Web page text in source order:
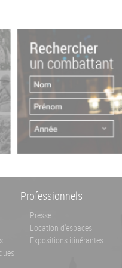
Professionnels
Presse
Location d'espaces
Expositions itinérantes